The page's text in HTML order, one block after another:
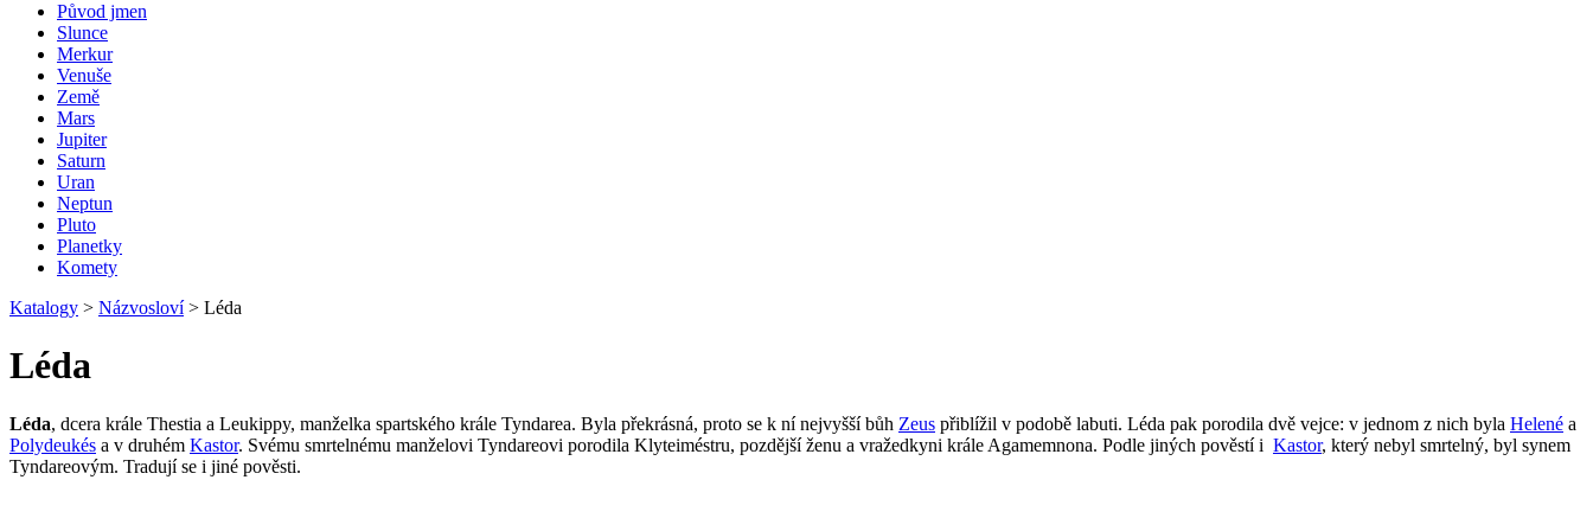
Původ jmen
Slunce
Merkur
Venuše
Země
Mars
Jupiter
Saturn
Uran
Neptun
Pluto
Planetky
Komety
Katalogy > Názvosloví > Léda
Léda
Léda, dcera krále Thestia a Leukippy, manželka spartského krále Tyndarea. Byla překrásná, proto se k ní nejvyšší bůh Zeus přiblížil v podobě labuti. Léda pak porodila dvě vejce: v jednom z nich byla Helené a
Polydeukés a v druhém Kastor. Svému smrtelnému manželovi Tyndareovi porodila Klyteiméstru, pozdější ženu a vražedkyni krále Agamemnona. Podle jiných pověstí i Kastor, který nebyl smrtelný, byl synem
Tyndareovým. Tradují se i jiné pověsti.